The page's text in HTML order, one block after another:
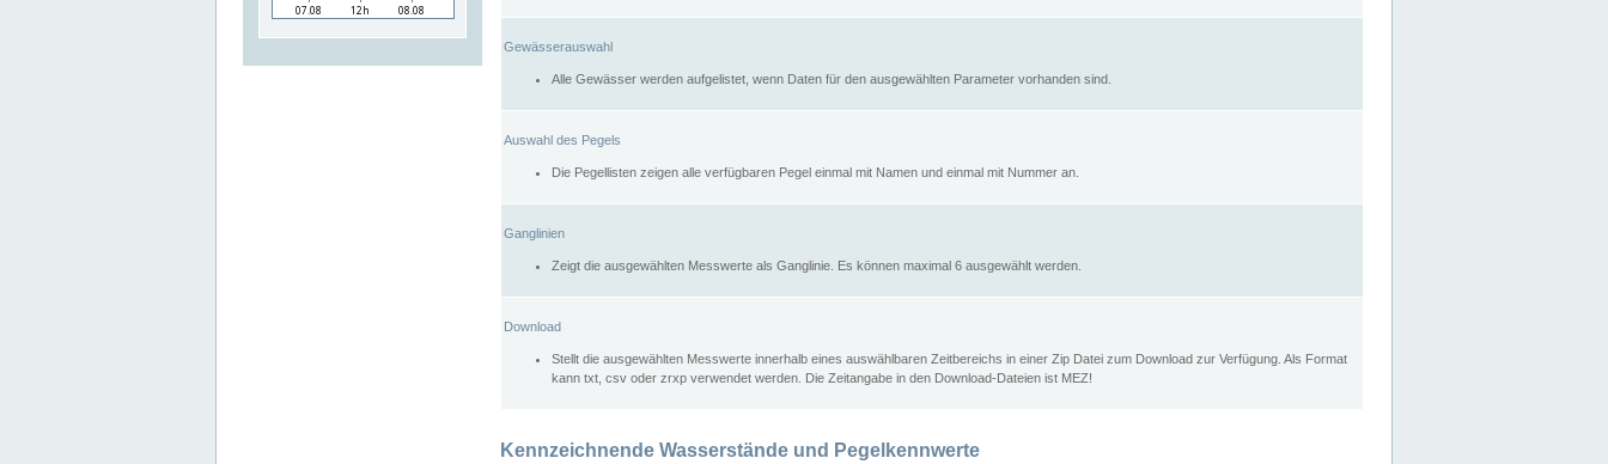
Gewässerauswahl
Alle Gewässer werden aufgelistet, wenn Daten für den ausgewählten Parameter vorhanden sind.
Auswahl des Pegels
Die Pegellisten zeigen alle verfügbaren Pegel einmal mit Namen und einmal mit Nummer an.
Ganglinien
Zeigt die ausgewählten Messwerte als Ganglinie. Es können maximal 6 ausgewählt werden.
Download
Stellt die ausgewählten Messwerte innerhalb eines auswählbaren Zeitbereichs in einer Zip Datei zum Download zur Verfügung. Als Format
kann txt, csv oder zrxp verwendet werden. Die Zeitangabe in den Download-Dateien ist MEZ!
Kennzeichnende Wasserstände und Pegelkennwerte